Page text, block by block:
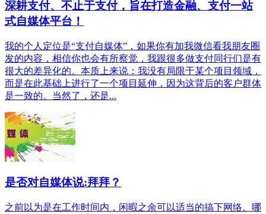
深耕支付、不止于支付，旨在打造金融、支付一站
式自媒体平台！
我的个人定位是“支付自媒体”，如果你有加我微信看我朋友圈
发的内容，相信你也会有所察觉，我跟很多做支付同行们是有
很大的差异化的。本质上来说：我没有局限于某个项目领域，
而是在此基础上进行了一个项目延伸，因为这背后的客户群体
是一致的。当然了，还是...
是否对自媒体说:拜拜？
之前以为是在工作时间内，闲暇之余可以适当的搞下网络。哪